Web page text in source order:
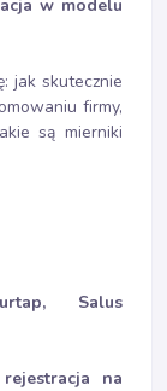
w modelu
jak skutecznie
firmy,
są mierniki
Salus
na